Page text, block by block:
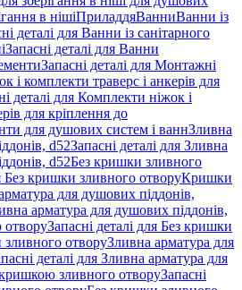
в нішіПриладдяВанниВанни із
деталі для Ванни із санітарного
Запасні деталі для Ванни
Запасні деталі для Монтажні
і комплекти траверс і анкерів для
деталі для Комплекти ніжок і
для кріплення до
для душових систем і ваннЗливна
d52Запасні деталі для Зливна
d52Без кришки зливного
Без кришки зливного отворуКришки
для душових піддонів,
арматура для душових піддонів,
отворуЗапасні деталі для Без кришки
отворуЗливна арматура для
деталі для Зливна арматура для
зливного отворуЗапасні